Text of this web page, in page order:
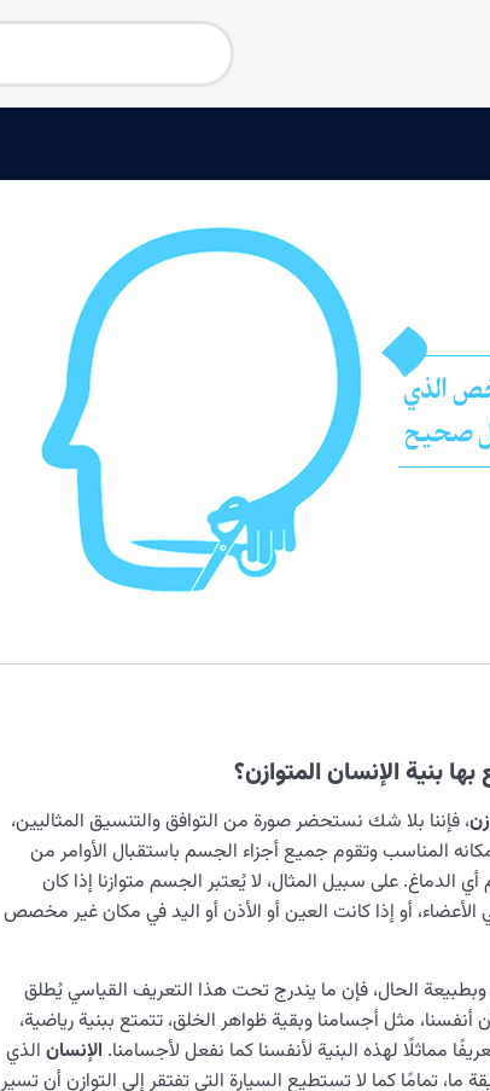
بنية الإنسان المتوازن؟
، فإننا بلا شك نستحضر صورة من التوافق والتنسيق المثاليين،
المناسب وتقوم جميع أجزاء الجسم باستقبال الأوامر من
أي الدماغ. على سبيل المثال، لا يُعتبر الجسم متوازنا إذا كان
أو إذا كانت العين أو الأذن أو اليد في مكان غير مخصص
الحال، فإن ما يندرج تحت هذا التعريف القياسي يُطلق
مثل أجسامنا وبقية ظواهر الخلق، تتمتع ببنية رياضية،
مماثلًا لهذه البنية لأنفسنا كما نفعل لأجسامنا. الإنسان الذي
ما، تمامًا كما لا تستطيع السيارة التي تفتقر إلى التوازن أن تسير